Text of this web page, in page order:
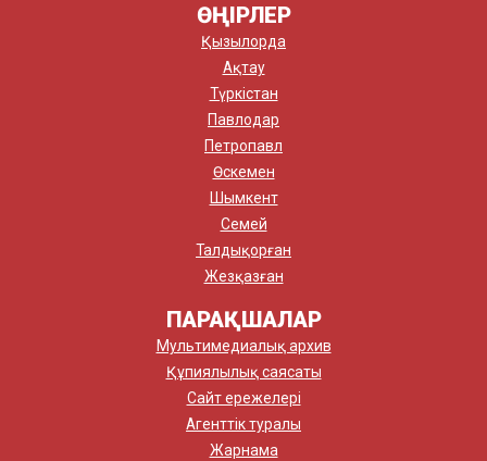
ӨҢІРЛЕР
Қызылорда
Ақтау
Түркістан
Павлодар
Петропавл
Өскемен
Шымкент
Семей
Талдықорған
Жезқазған
ПАРАҚШАЛАР
Мультимедиалық архив
Құпиялылық саясаты
Сайт ережелері
Агенттік туралы
Жарнама